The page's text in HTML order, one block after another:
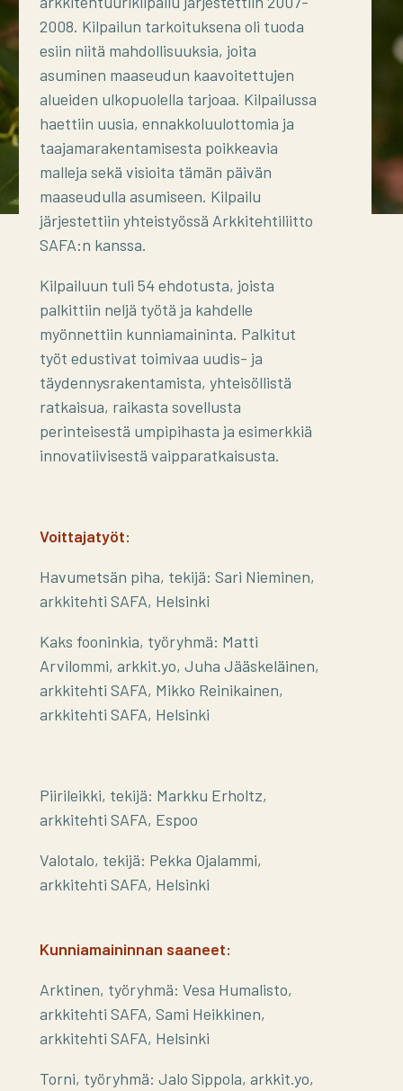
2008. Kilpailun tarkoituksena oli tuoda
esiin niitä mahdollisuuksia, joita
asuminen maaseudun kaavoitettujen
alueiden ulkopuolella tarjoaa. Kilpailussa
haettiin uusia, ennakkoluulottomia ja
taajamarakentamisesta poikkeavia
malleja sekä visioita tämän päivän
maaseudulla asumiseen. Kilpailu
järjestettiin yhteistyössä Arkkitehtiliitto
SAFA:n kanssa.
Kilpailuun tuli 54 ehdotusta, joista
palkittiin neljä työtä ja kahdelle
myönnettiin kunniamaininta. Palkitut
työt edustivat toimivaa uudis- ja
täydennysrakentamista, yhteisöllistä
ratkaisua, raikasta sovellusta
perinteisestä umpipihasta ja esimerkkiä
innovatiivisestä vaipparatkaisusta.
Voittajatyöt:
Havumetsän piha, tekijä: Sari Nieminen,
arkkitehti SAFA, Helsinki
Kaks fooninkia, työryhmä: Matti
Arvilommi, arkkit.yo, Juha Jääskeläinen,
arkkitehti SAFA, Mikko Reinikainen,
arkkitehti SAFA, Helsinki
Piirileikki, tekijä: Markku Erholtz,
arkkitehti SAFA, Espoo
Valotalo, tekijä: Pekka Ojalammi,
arkkitehti SAFA, Helsinki
Kunniamaininnan saaneet:
Arktinen, työryhmä: Vesa Humalisto,
arkkitehti SAFA, Sami Heikkinen,
arkkitehti SAFA, Helsinki
Torni, työryhmä: Jalo Sippola, arkkit.yo,